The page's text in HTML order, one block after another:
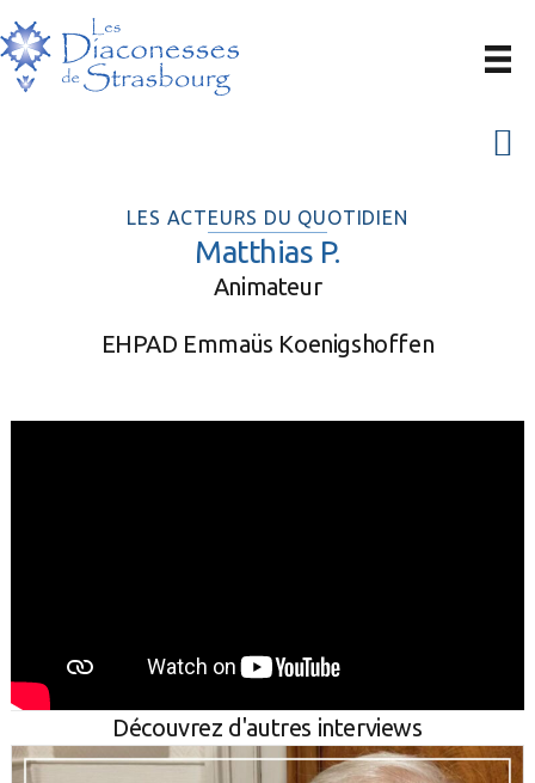
Passer
à
la
Passer
au
contenu
LES ACTEURS DU QUOTIDIEN
Matthias P.
Animateur
EHPAD Emmaüs Koenigshoffen
Découvrez d'autres interviews